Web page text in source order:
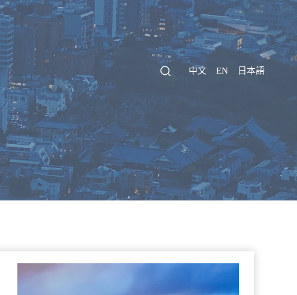
中文 EN 日本語